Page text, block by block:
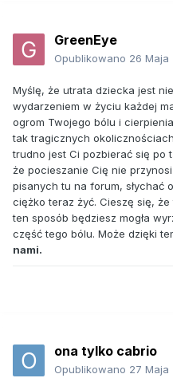
GreenEye
Opublikowano 26 Maja
Myślę, że utrata dziecka jest
wydarzeniem w życiu każdej
ogrom Twojego bólu i
tak tragicznych
trudno jest Ci pozbierać się po
że pocieszanie Cię nie
pisanych tu na forum, słychać
ciężko teraz żyć. Cieszę się,
ten sposób będziesz mogła
część tego bólu. Może dzięki
nami.
ona tylko cabrio
Opublikowano 27 Maja